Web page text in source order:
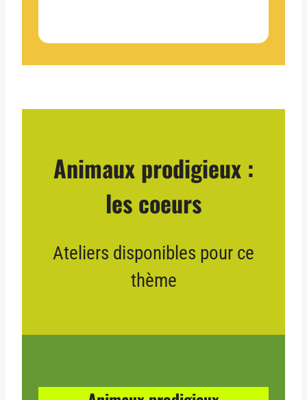
Animaux prodigieux :
les coeurs
Ateliers disponibles pour ce
thème